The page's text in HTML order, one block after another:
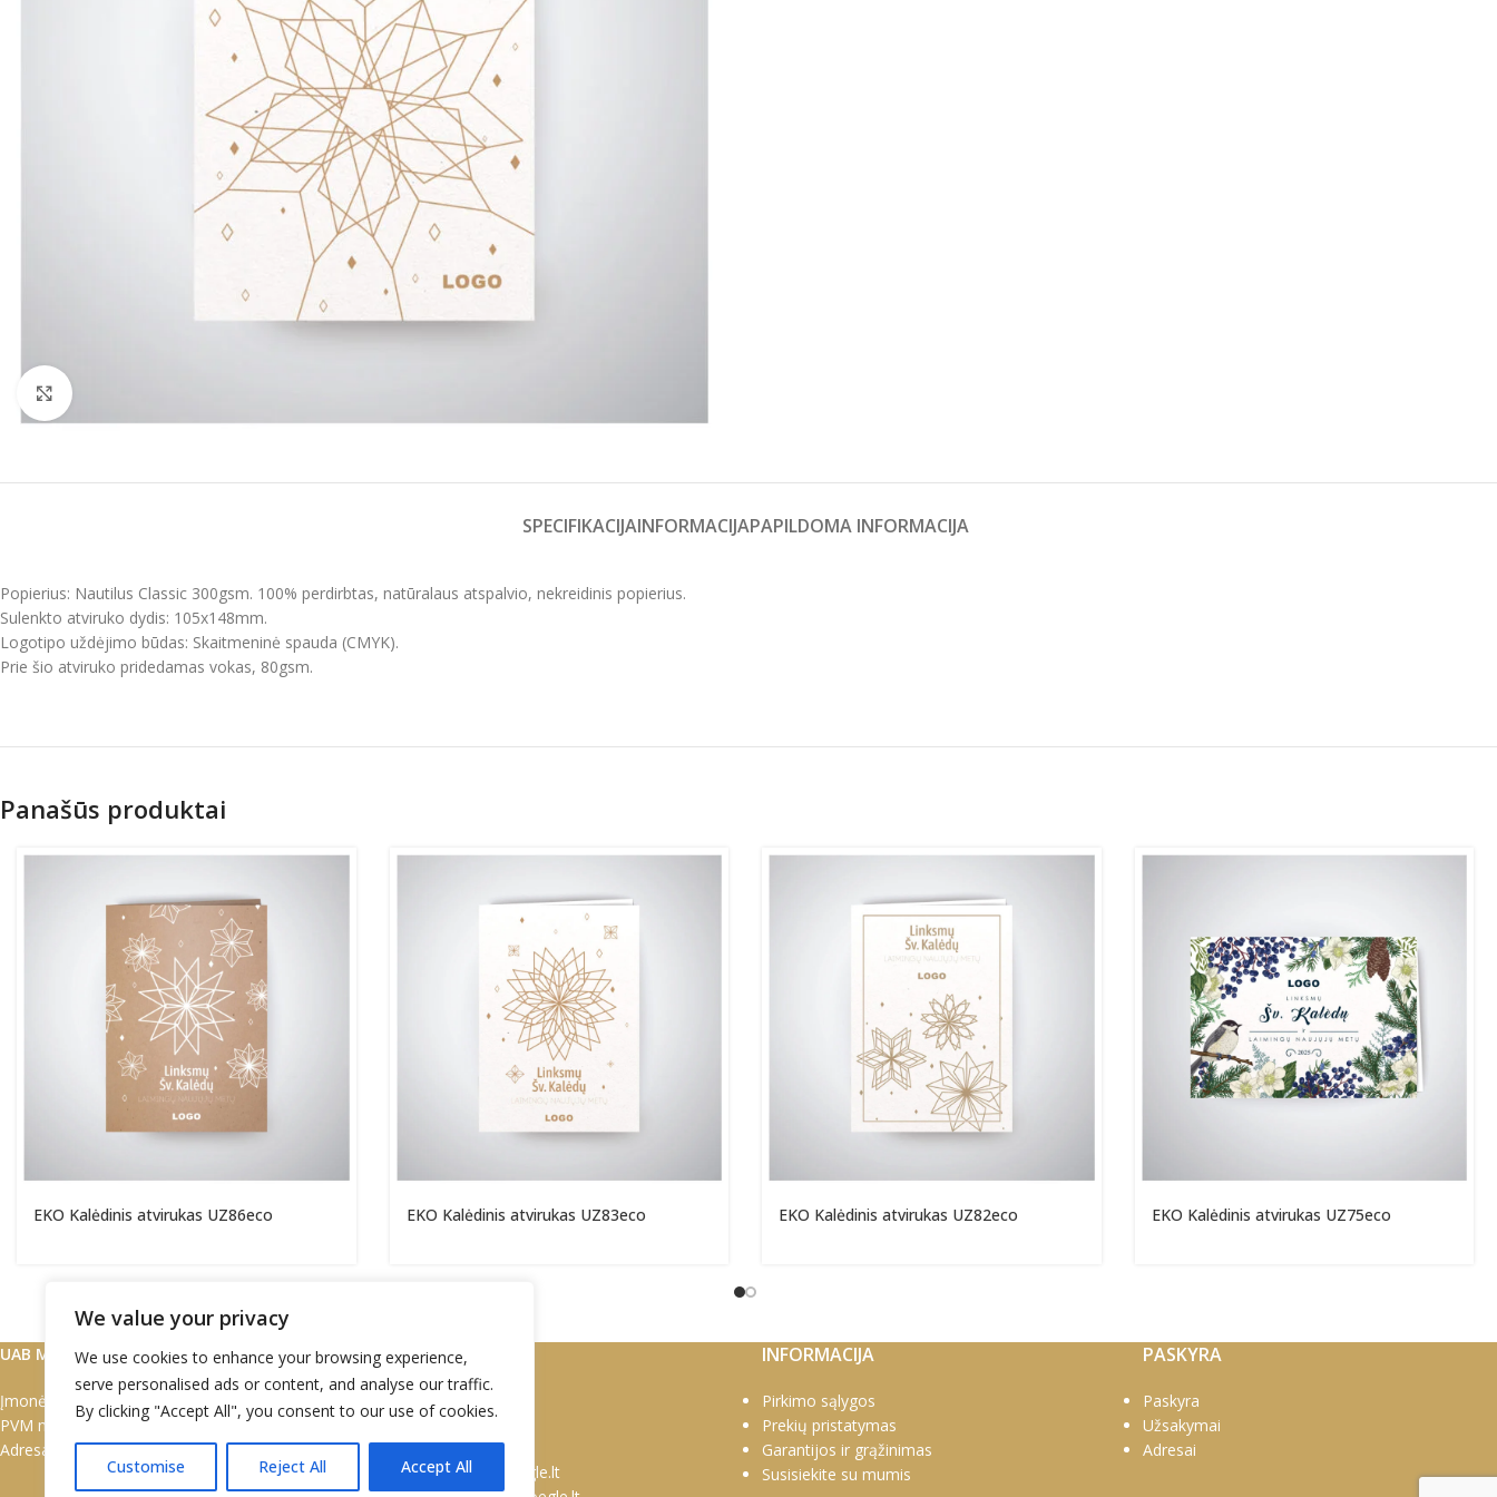
We value your privacy
We use cookies to enhance your browsing experience,
serve personalised ads or content, and analyse our traffic.
By clicking "Accept All", you consent to our use of cookies.
Customise Reject All Accept All
SPECIFIKACIJAINFORMACIJAPAPILDOMA INFORMACIJA
Popierius: Nautilus Classic 300gsm. 100% perdirbtas, natūralaus atspalvio, nekreidinis popierius.
Sulenkto atviruko dydis: 105x148mm.
Logotipo uždėjimo būdas: Skaitmeninė spauda (CMYK).
Prie šio atviruko pridedamas vokas, 80gsm.
Panašūs produktai
EKO Kalėdinis atvirukas UZ86eco EKO Kalėdinis atvirukas UZ83eco EKO Kalėdinis atvirukas UZ82eco EKO Kalėdinis atvirukas UZ75eco
UAB Marškinėlis
Įmonės kodas: 302497949
PVM mok. kodas: LT1000 0531 7710
Adresas: Sniego g. 7 Vilnius LT-02109
SUSISIEKITE
Tel:
+370 672 70769
El. paštas:info@poegle.lt
INFORMACIJA
Pirkimo sąlygos
Prekių pristatymas
Garantijos ir grąžinimas
Susisiekite su mumis
PASKYRA
Paskyra
Užsakymai
Adresai